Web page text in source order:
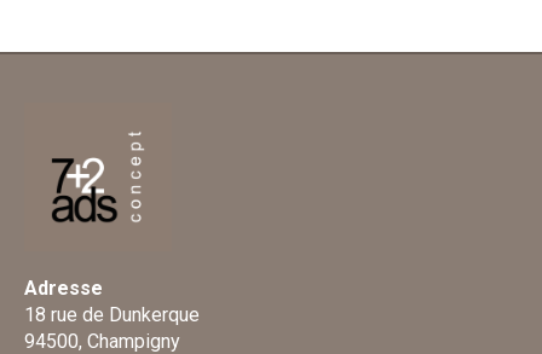
Adresse
18 rue de Dunkerque
94500, Champigny